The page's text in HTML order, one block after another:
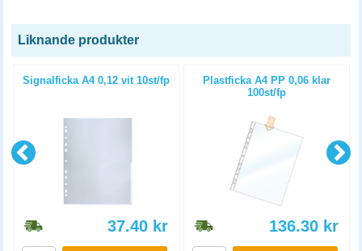
Liknande produkter
Signalficka A4 0,12 vit 10st/fp
37.40 kr
Plastficka A4 PP 0,06 klar
100st/fp
136.30 kr